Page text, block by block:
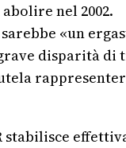
nel 2002.
«un
disparità di
stabilisce